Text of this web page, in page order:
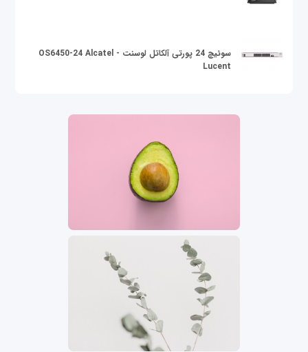
سوئیچ 24 پورتی آلکاتل لوسنت OS6450-24 Alcatel -
Lucent